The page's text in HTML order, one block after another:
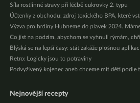
Síla rostlinné stravy při léčbě cukrovky 2. typu
Účtenky z obchodu: zdroj toxického BPA, které
Výzva pro hrdiny Hubneme do plavek 2024.
Co jíst na podzim, abychom se vyhnuli rýmám,
Blýská se na lepší časy: stát zakáže plošnou
Retro: Logicky jsou to potraviny
Podvyživený kojenec aneb chceme mít děti podle
Nejnovější recepty